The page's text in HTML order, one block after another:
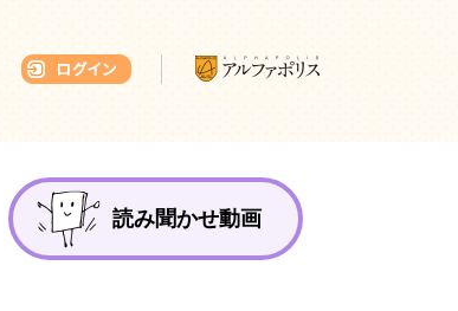
読み聞かせ動画